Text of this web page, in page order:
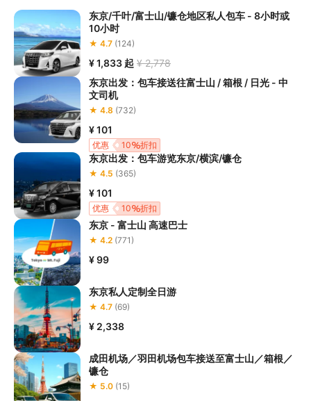
给旅行社造成损失的，还需对旅行社进行全额赔偿；
4.因本产品内可能包含多个旅游项目，请您在
服工作人员沟通了解本产品内各项目的准入年龄、准入身高及准入
体重等准入要求
，否则预订失败或预订后无法成行的后果由您自行
承担；
5.请您在参与项目期间全程穿戴好安全护具，避免发生意外事件；
6.若您在项目进行过程中感到任何不适，请及时与工作人员进行沟
通，工作人员将会及时为您提供必要支持。
东京/千叶/富士山/镰仓地区私人包车 - 8小时或
10小时
★ 4.7 (124)
¥ 1,833 起 ¥ 2,778
东京出发：包车接送往富士山 / 箱根 / 日光 - 中
文司机
★ 4.8 (732)
¥ 101
10 折扣
优惠
东京出发：包车游览东京/横滨/镰仓
★ 4.5 (365)
¥ 101
10 折扣
优惠
东京 - 富士山 高速巴士
★ 4.2 (771)
¥ 99
东京私人定制全日游
★ 4.7 (69)
¥ 2,338
成田机场／羽田机场包车接送至富士山／箱根／
镰仓
★ 5.0 (15)